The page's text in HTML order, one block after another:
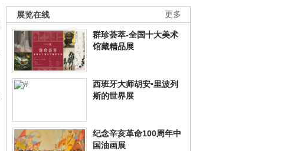
更多
展览在线
群珍荟萃-全国十大美术
馆藏精品展
西班牙大师胡安•里波列
斯的世界展
纪念辛亥革命100周年中
国油画展